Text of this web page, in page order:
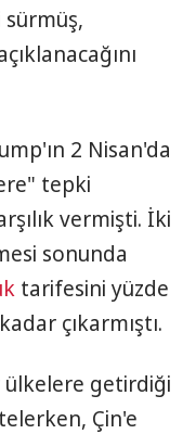
2 Nisan'da
tepki
vermişti. İki
sonunda
tarifesini yüzde
çıkarmıştı.
getirdiği
Çin'e